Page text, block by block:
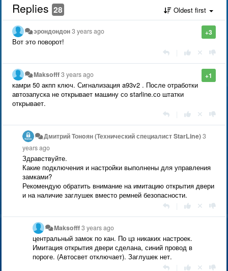
Replies 28 Oldest first
+3
эрондондон3 years ago
Вот это поворот!
+1
Maksofff3 years ago
камри 50 акпп ключ. Сигнализация a93v2 . После отработки
автозапуска не открывает машину со starline.со штатки
открывает.
Дмитрий Тонoян (Технический специалист StarLine)3
years ago
Здравствуйте.
Какие подключения и настройки выполнены для управления
замками?
Рекомендую обратить внимание на имитацию открытия двери
и на наличие заглушек вместо ремней безопасности.
Maksofff3 years ago
центральный замок по кан. По цз никаких настроек.
Имитация открытия двери сделана, синий провод в
пороге. (Автосвет отключает). Заглушек нет.